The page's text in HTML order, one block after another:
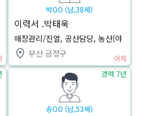
박OO (남,38세)
이력서 .박태욱
매장관리/진열, 공산담당, 농산(야
채/청과)
부산 금정구 어제
송OO (남,53세)
경력 7년